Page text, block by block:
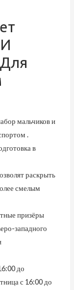
мальчиков и
.
в
раскрыть
смелым
призёры
западного
до
с 16:00 до